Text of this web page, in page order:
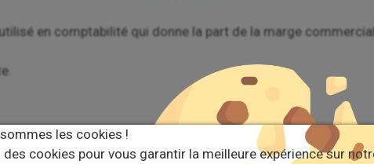
en comptabilité qui donne la part de la marge
les cookies !
cookies pour vous garantir la meilleure expérience sur